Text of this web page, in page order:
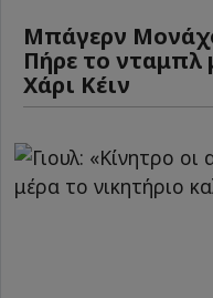
Μπάγερν
Πήρε το νταμπλ
Χάρι Κέιν